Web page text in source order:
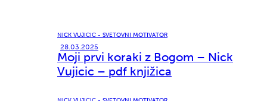
NICK VUJIČIČ - SVETOVNI MOTIVATOR
28.03.2025
Moji prvi koraki z Bogom – Nick
Vujicic – pdf knjižica